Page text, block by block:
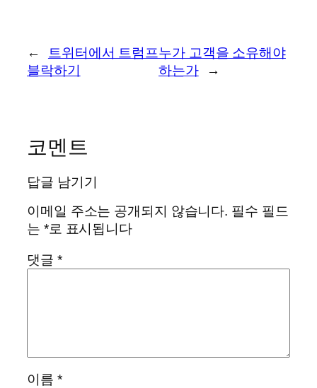
←
트위터에서 트럼프
블락하기
누가 고객을 소유해야
하는가
→
코멘트
답글 남기기
이메일 주소는 공개되지 않습니다. 필수 필드
는 *로 표시됩니다
댓글 *
이름 *